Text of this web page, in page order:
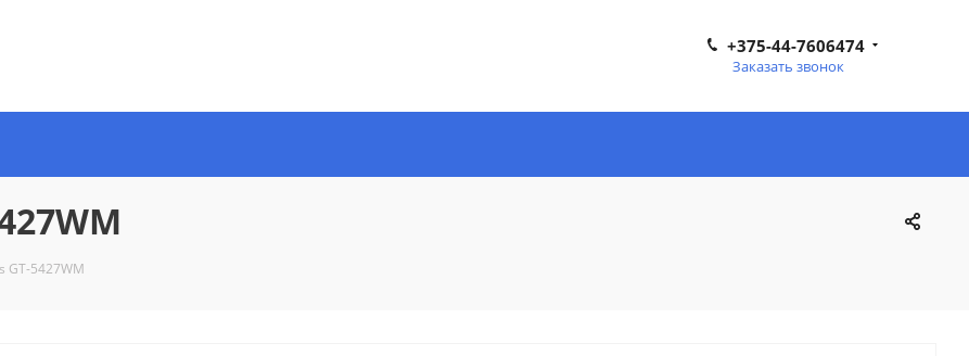
+375-44-7606474
Заказать звонок
GT-5427WM